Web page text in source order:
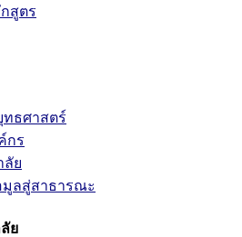
สูตร
ธศาสตร์
กร
ลัย
มูลสู่สาธารณะ
ย